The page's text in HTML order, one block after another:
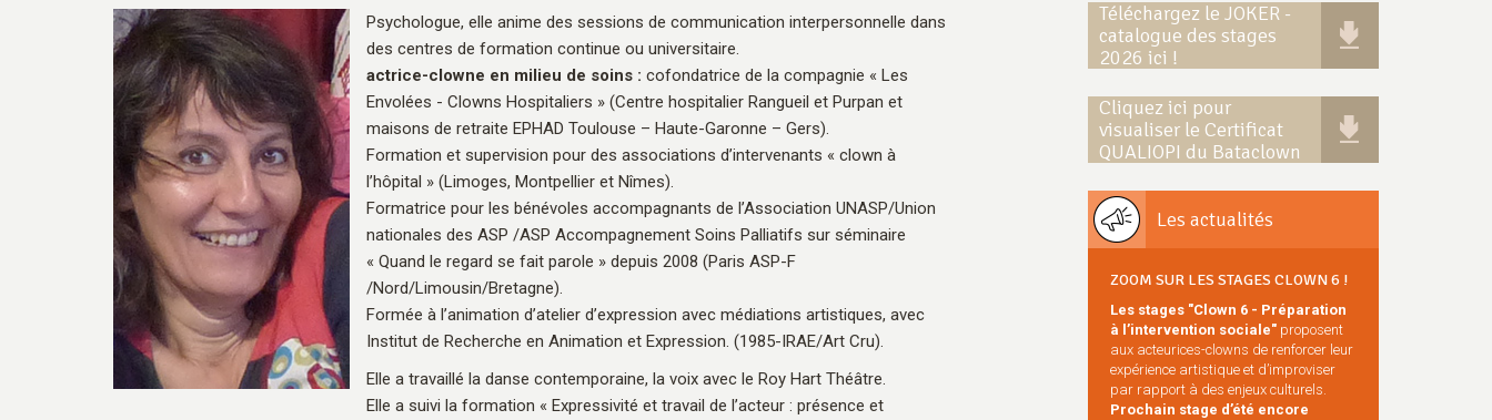
Psychologue, elle anime des sessions de communication interpersonnelle dans
des centres de formation continue ou universitaire.
actrice-clowne en milieu de soins : cofondatrice de la compagnie « Les
Envolées - Clowns Hospitaliers » (Centre hospitalier Rangueil et Purpan et
maisons de retraite EPHAD Toulouse – Haute-Garonne – Gers).
Formation et supervision pour des associations d’intervenants « clown à
l’hôpital » (Limoges, Montpellier et Nîmes).
Formatrice pour les bénévoles accompagnants de l’Association UNASP/Union
nationales des ASP /ASP Accompagnement Soins Palliatifs sur séminaire
« Quand le regard se fait parole » depuis 2008 (Paris ASP-F
/Nord/Limousin/Bretagne).
Formée à l’animation d’atelier d’expression avec médiations artistiques, avec
Institut de Recherche en Animation et Expression. (1985-IRAE/Art Cru).
Elle a travaillé la danse contemporaine, la voix avec le Roy Hart Théâtre.
Elle a suivi la formation « Expressivité et travail de l’acteur : présence et
Téléchargez le JOKER -
catalogue des stages
2026 ici !
Cliquez ici pour
visualiser le Certificat
QUALIOPI du Bataclown
Les actualités
ZOOM SUR LES STAGES CLOWN 6 !
Les stages "Clown 6 - Préparation
à l’intervention sociale"proposent
aux acteurices-clowns de renforcer leur
expérience artistique et d’improviser
par rapport à des enjeux culturels.
Prochain stage d’été encore